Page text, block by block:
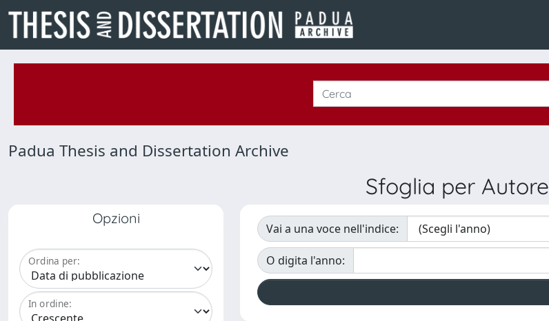
Padua Thesis and Dissertation Archive
Sfoglia per Autore
Opzioni
Ordina per:
In ordine:
Vai a una voce nell'indice:
O digita l'anno: